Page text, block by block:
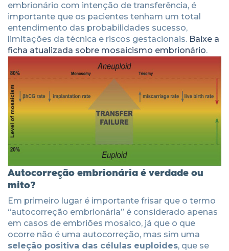
embrionário com intenção de transferência, é
importante que os pacientes tenham um total
entendimento das probabilidades sucesso,
limitações da técnica e riscos gestacionais. Baixe a
ficha atualizada sobre mosaicismo embrionário.
Autocorreção embrionária é verdade ou
mito?
Em primeiro lugar é importante frisar que o termo
“autocorreção embrionária” é considerado apenas
em casos de embriões mosaico, já que o que
ocorre não é uma autocorreção, mas sim uma
seleção positiva das células euploides, que se